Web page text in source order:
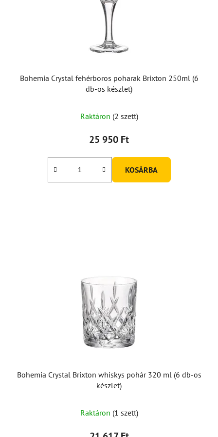
Bohemia Crystal fehérboros poharak Brixton 250ml (6
db-os készlet)
termék
átlagos
5-
Raktáron (2 szett)
25 950 Ft
KOSÁRBA
Bohemia Crystal Brixton whiskys pohár 320 ml (6 db-os
készlet)
Raktáron (1 szett)